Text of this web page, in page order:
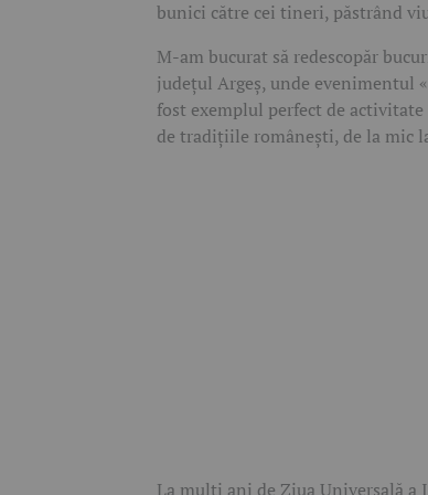
bunici către cei tineri, păstrând
M-am bucurat să redescopăr
județul Argeș, unde evenimentul
fost exemplul perfect de
de tradițiile românești, de la mic
La mulți ani de Ziua Universală a